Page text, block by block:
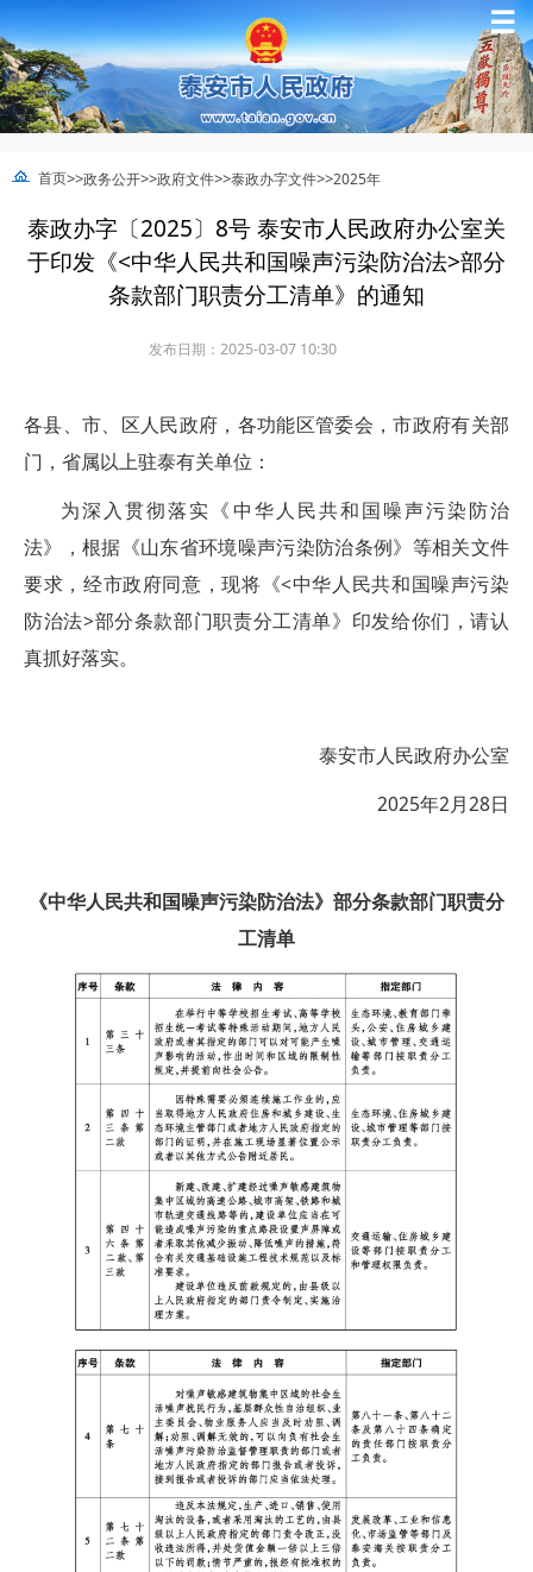
☰
首页>>政务公开>>政府文件>>泰政办字文件>>2025年
泰政办字〔2025〕8号 泰安市人民政府办公室关
于印发《<中华人民共和国噪声污染防治法>部分
条款部门职责分工清单》的通知
发布日期：2025-03-07 10:30
各县、市、区人民政府，各功能区管委会，市政府有关部
门，省属以上驻泰有关单位：
为深入贯彻落实《中华人民共和国噪声污染防治
法》，根据《山东省环境噪声污染防治条例》等相关文件
要求，经市政府同意，现将《<中华人民共和国噪声污染
防治法>部分条款部门职责分工清单》印发给你们，请认
真抓好落实。
泰安市人民政府办公室
2025年2月28日
《中华人民共和国噪声污染防治法》部分条款部门职责分
工清单